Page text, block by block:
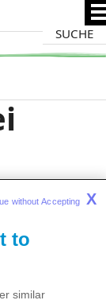
to
similar
without Accepting X